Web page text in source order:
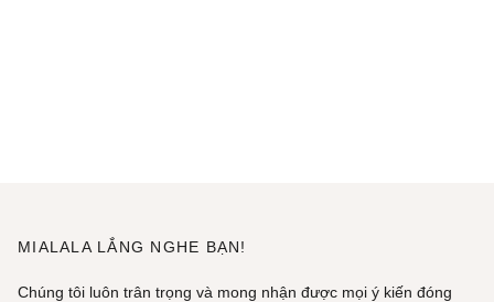
MIALALA LẮNG NGHE BẠN!
Chúng tôi luôn trân trọng và mong nhận được mọi ý kiến đóng